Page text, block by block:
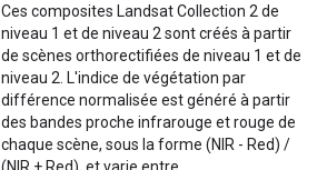
Ces composites Landsat Collection 2 de
niveau 1 et de niveau 2 sont créés à partir
de scènes orthorectifiées de niveau 1 et de
niveau 2. L'indice de végétation par
différence normalisée est généré à partir
des bandes proche infrarouge et rouge de
chaque scène, sous la forme (NIR - Red) /